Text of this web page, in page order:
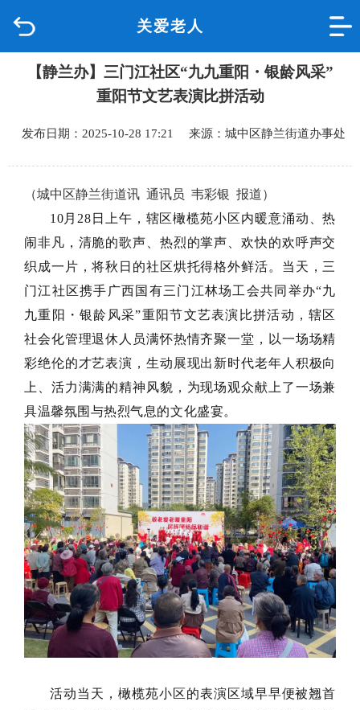
关爱老人
品质城中
政府信息公开
互动回应
数据专题
【静兰办】三门江社区“九九重阳・银龄风采”
重阳节文艺表演比拼活动
发布日期：2025-10-28 17:21 来源：城中区静兰街道办事处
（城中区静兰街道讯 通讯员 韦彩银 报道）
10月28日上午，辖区橄榄苑小区内暖意涌动、热
闹非凡，清脆的歌声、热烈的掌声、欢快的欢呼声交
织成一片，将秋日的社区烘托得格外鲜活。当天，三
门江社区携手广西国有三门江林场工会共同举办“九
九重阳・银龄风采”重阳节文艺表演比拼活动，辖区
社会化管理退休人员满怀热情齐聚一堂，以一场场精
彩绝伦的才艺表演，生动展现出新时代老年人积极向
上、活力满满的精神风貌，为现场观众献上了一场兼
具温馨氛围与热烈气息的文化盛宴。
活动当天，橄榄苑小区的表演区域早早便被翘首